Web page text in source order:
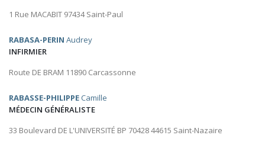
1 Rue MACABIT 97434 Saint-Paul
RABASA-PERIN Audrey
INFIRMIER
Route DE BRAM 11890 Carcassonne
RABASSE-PHILIPPE Camille
MÉDECIN GÉNÉRALISTE
33 Boulevard DE L'UNIVERSITÉ BP 70428 44615 Saint-Nazaire